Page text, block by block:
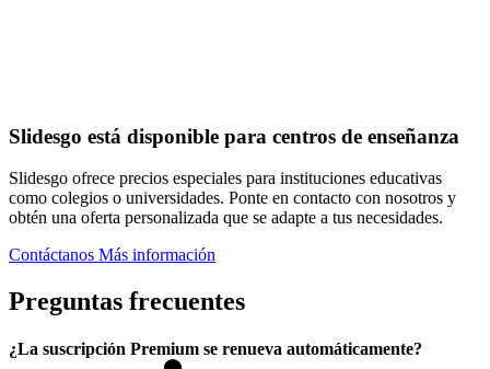
Slidesgo está disponible para centros de enseñanza
Slidesgo ofrece precios especiales para instituciones educativas
como colegios o universidades. Ponte en contacto con nosotros y
obtén una oferta personalizada que se adapte a tus necesidades.
Contáctanos Más información
Preguntas frecuentes
¿La suscripción Premium se renueva automáticamente?